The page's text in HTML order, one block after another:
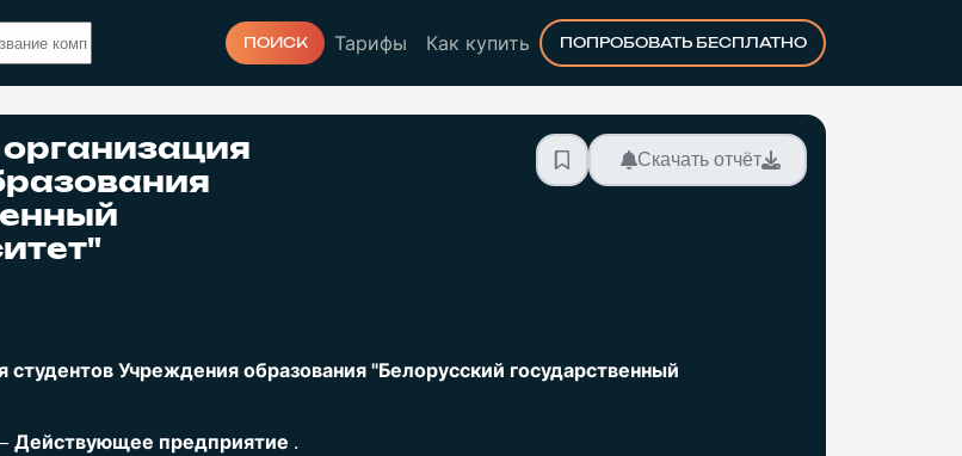
ПОИСК Тарифы Как купить ПОПРОБОВАТЬ БЕСПЛАТНО
Скачать отчёт
Учреждения образования "Белорусский государственный
Действующее предприятие .